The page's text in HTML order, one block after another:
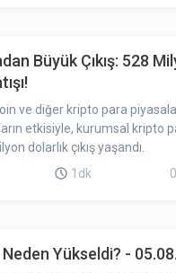
Büyük Çıkış: 528
ve diğer kripto para
etkisiyle, kurumsal kripto
dolarlık çıkış yaşandı.
1dk
Yükseldi? -